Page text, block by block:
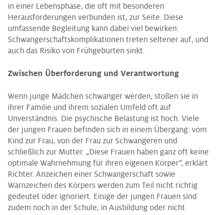
in einer Lebensphase, die oft mit besonderen
Herausforderungen verbunden ist, zur Seite. Diese
umfassende Begleitung kann dabei viel bewirken:
Schwangerschaftskomplikationen treten seltener auf, und
auch das Risiko von Frühgeburten sinkt.
Zwischen Überforderung und Verantwortung
Wenn junge Mädchen schwanger werden, stoßen sie in
ihrer Familie und ihrem sozialen Umfeld oft auf
Unverständnis. Die psychische Belastung ist hoch. Viele
der jungen Frauen befinden sich in einem Übergang: vom
Kind zur Frau, von der Frau zur Schwangeren und
schließlich zur Mutter. „Diese Frauen haben ganz oft keine
optimale Wahrnehmung für ihren eigenen Körper“, erklärt
Richter. Anzeichen einer Schwangerschaft sowie
Warnzeichen des Körpers werden zum Teil nicht richtig
gedeutet oder ignoriert. Einige der jungen Frauen sind
zudem noch in der Schule, in Ausbildung oder nicht